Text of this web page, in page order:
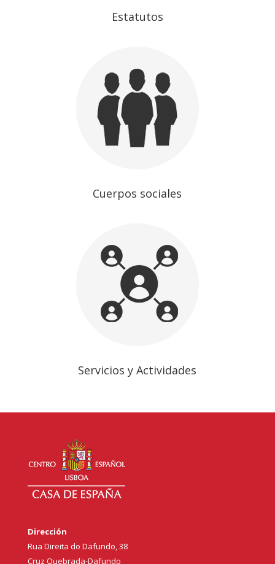
Estatutos
Cuerpos sociales
Servicios y Actividades
Dirección
Rua Direita do Dafundo, 38
Cruz Quebrada-Dafundo